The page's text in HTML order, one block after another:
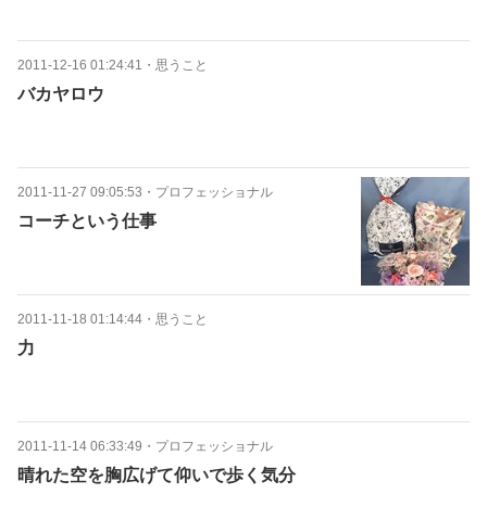
2011-12-16 01:24:41 ・ 思うこと
バカヤロウ
2011-11-27 09:05:53 ・ プロフェッショナル
コーチという仕事
2011-11-18 01:14:44 ・ 思うこと
力
2011-11-14 06:33:49 ・ プロフェッショナル
晴れた空を胸広げて仰いで歩く気分